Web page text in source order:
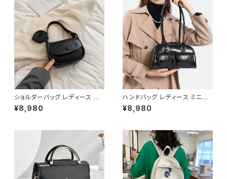
ワンサイズ K-B0276
ァッション 無地 5色展開 ブラッ
ク ブルー オレンジ グリーン ホ
ワイト ワンサイズ K-B0263
ショルダーバッグ レディース ミ
ニバッグ ハンドバッグ 2WAYバ
ッグ コンパクトバッグ カジュア
ルバー ピンク ホワイト K-B02
¥8,980
ハンドバッグ レディース ミニバ
ッグ ショルダーバッグ レトロバッ
グ 韓国風バッグ コンパクトバッ
ン ホワイト K-B0305
¥8,980